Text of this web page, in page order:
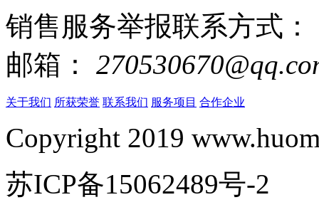
销售服务举报联系方式：
邮箱：
关于我们 所获荣誉 联系我们 服务项目 合作企业
Copyright 2019
苏ICP备15062489号-2